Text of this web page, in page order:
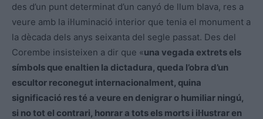
des d’un punt determinat d’un canyó de llum blava, res a
veure amb la il·luminació interior que tenia el monument a
la dècada dels anys seixanta del segle passat. Des del
Corembe insisteixen a dir que «una vegada extrets els
símbols que enaltien la dictadura, queda l’obra d’un
escultor reconegut internacionalment, quina
significació res té a veure en denigrar o humiliar ningú,
si no tot el contrari, honrar a tots els morts i il·lustrar en